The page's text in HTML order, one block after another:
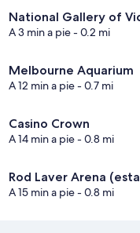
National Gallery of
A 3 min a pie- 0.2 mi
Melbourne Aquarium
A 12 min a pie- 0.7 mi
Casino Crown
A 14 min a pie- 0.8 mi
Rod Laver Arena
A 15 min a pie- 0.8 mi